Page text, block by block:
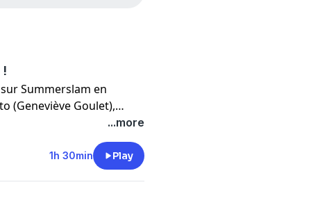
Summerslam en
(Geneviève Goulet),
Bertrand
compagnie de Rick
Matt Sparkle
...more
1h 30min Play